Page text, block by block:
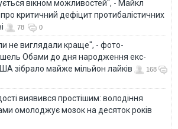
вікном можливостей", - Майкл
критичний дефіцит протибалістичних
78 0
не виглядали краще", - фото-
Обами до дня народження екс-
зібрало майже мільйон лайків
168
виявився простішим: володіння
омолоджує мозок на десяток років